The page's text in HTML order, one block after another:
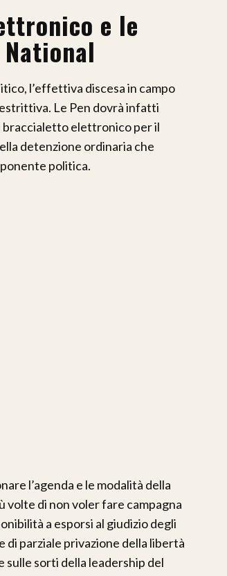
e le
l’effettiva discesa in campo
Le Pen dovrà infatti
braccialetto elettronico per il
detenzione ordinaria che
politica.
l’agenda e le modalità della
volte di non voler fare campagna
a esporsi al giudizio degli
di parziale privazione della libertà
sulle sorti della leadership del